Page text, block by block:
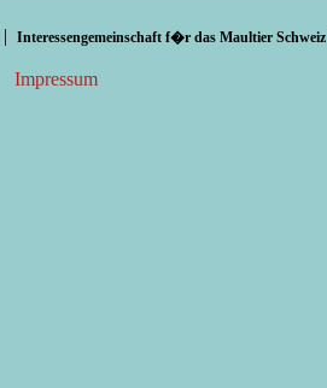
| Interessengemeinschaft f�r das Maultier Schweiz
Impressum